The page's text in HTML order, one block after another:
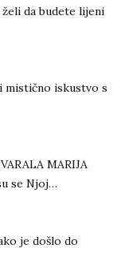
da budete lijeni
mistično iskustvo s
MARIJA
se Njoj…
je došlo do